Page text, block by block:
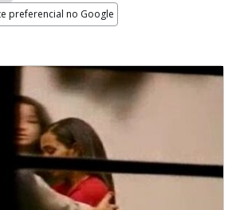
preferencial no Google